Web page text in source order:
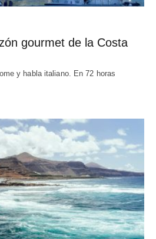
gourmet de la Costa
y habla italiano. En 72 horas